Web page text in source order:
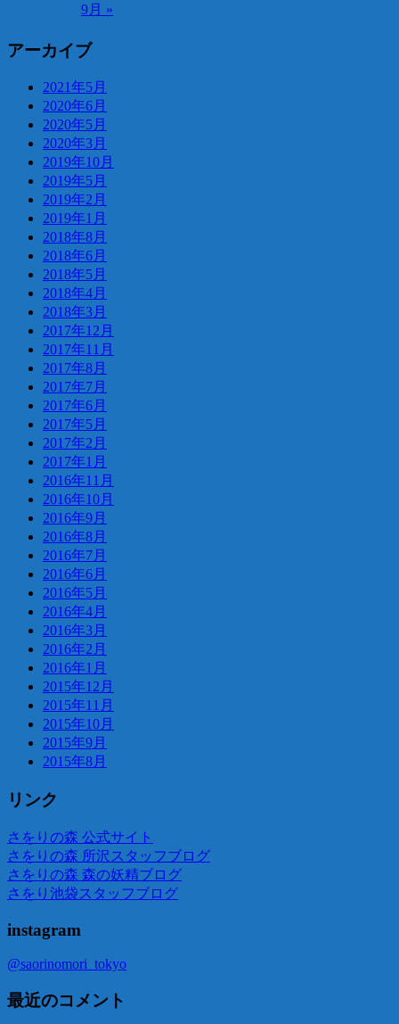
9月 »
アーカイブ
2021年5月
2020年6月
2020年5月
2020年3月
2019年10月
2019年5月
2019年2月
2019年1月
2018年8月
2018年6月
2018年5月
2018年4月
2018年3月
2017年12月
2017年11月
2017年8月
2017年7月
2017年6月
2017年5月
2017年2月
2017年1月
2016年11月
2016年10月
2016年9月
2016年8月
2016年7月
2016年6月
2016年5月
2016年4月
2016年3月
2016年2月
2016年1月
2015年12月
2015年11月
2015年10月
2015年9月
2015年8月
リンク
さをりの森 公式サイト
さをりの森 所沢スタッフブログ
さをりの森 森の妖精ブログ
さをり池袋スタッフブログ
instagram
@saorinomori_tokyo
最近のコメント